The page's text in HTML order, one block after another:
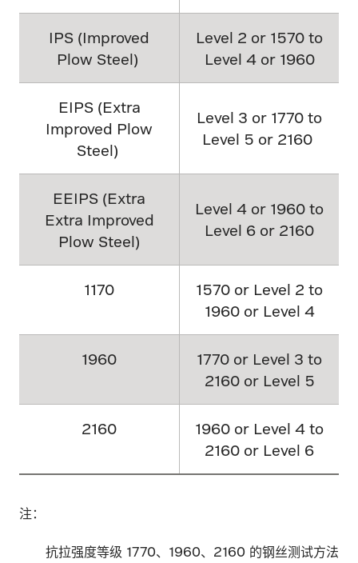
IPS (Improved
Plow Steel)
Level 2 or 1570 to
Level 4 or 1960
EIPS (Extra
Improved Plow
Steel)
Level 3 or 1770 to
Level 5 or 2160
EEIPS (Extra
Extra Improved
Plow Steel)
Level 4 or 1960 to
Level 6 or 2160
1170
1570 or Level 2 to
1960 or Level 4
1960
1770 or Level 3 to
2160 or Level 5
2160
1960 or Level 4 to
2160 or Level 6
注：
抗拉强度等级 1770、1960、2160 的钢丝测试方法